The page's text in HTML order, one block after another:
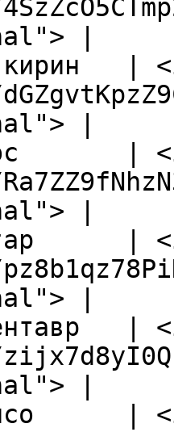
|
|
|
|
|
|
|
|
|
|